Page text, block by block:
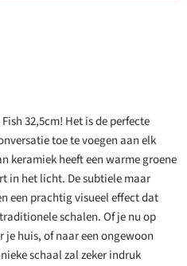
32,5cm! Het is de perfecte
toe te voegen aan elk
keramiek heeft een warme groene
in het licht. De subtiele maar
een prachtig visueel effect dat
schalen. Of je nu op
je huis, of naar een ongewoon
schaal zal zeker indruk